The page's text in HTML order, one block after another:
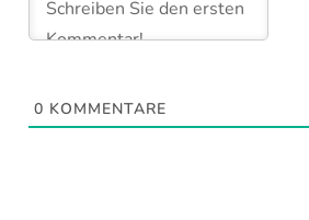
0 KOMMENTARE